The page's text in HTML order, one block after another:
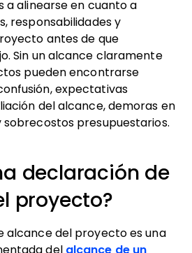
a alinearse en cuanto a
responsabilidades y
antes de que
Sin un alcance claramente
pueden encontrarse
expectativas
del alcance, demoras en
sobrecostos presupuestarios.
declaración de
proyecto?
alcance del proyecto es una
del alcance de un